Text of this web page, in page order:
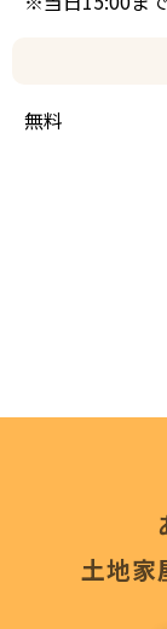
無料
土地家